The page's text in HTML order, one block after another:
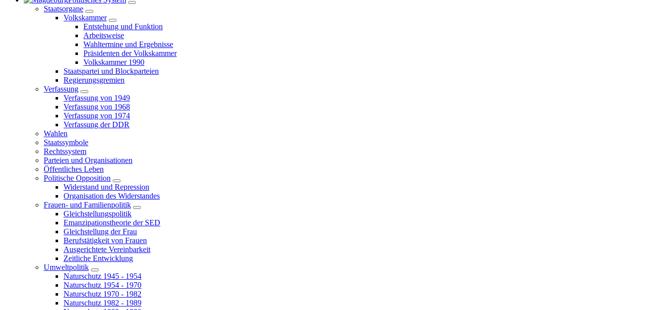
Staatsorgane
Volkskammer
Entstehung und Funktion
Arbeitsweise
Wahltermine und Ergebnisse
Präsidenten der Volkskammer
Volkskammer 1990
Staatspartei und Blockparteien
Regierungsgremien
Verfassung
Verfassung von 1949
Verfassung von 1968
Verfassung von 1974
Verfassung der DDR
Wahlen
Staatssymbole
Rechtssystem
Parteien und Organisationen
Öffentliches Leben
Politische Opposition
Widerstand und Repression
Organisation des Widerstandes
Frauen- und Familienpolitik
Gleichstellungspolitik
Emanzipationstheorie der SED
Gleichstellung der Frau
Berufstätigkeit von Frauen
Ausgerichtete Vereinbarkeit
Zeitliche Entwicklung
Umweltpolitik
Naturschutz 1945 - 1954
Naturschutz 1954 - 1970
Naturschutz 1970 - 1982
Naturschutz 1982 - 1989